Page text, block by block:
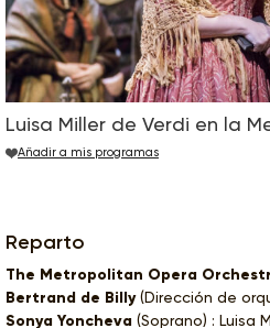
Luisa Miller de Verdi en la
Añadir a mis programas
Reparto
The Metropolitan Opera
Bertrand de Billy(Dirección de
Sonya Yoncheva (Soprano) : Luisa